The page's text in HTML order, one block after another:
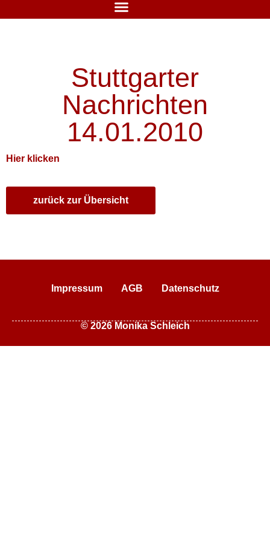
Stuttgarter
Nachrichten
14.01.2010
Hier klicken
zurück zur Übersicht
Impressum AGB Datenschutz
© 2026 Monika Schleich